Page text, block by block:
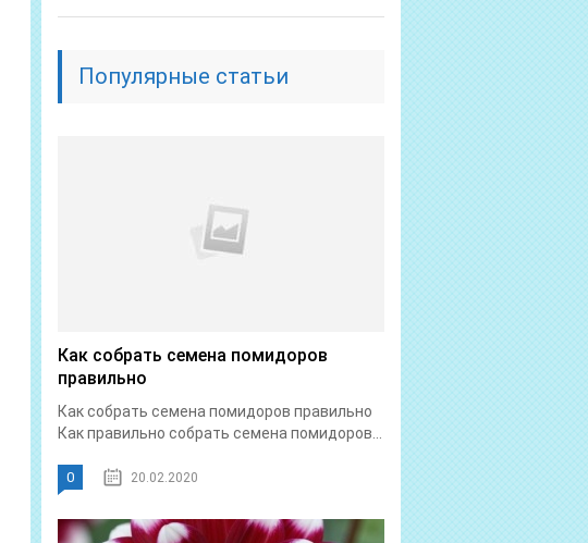
Популярные статьи
Как собрать семена помидоров
правильно
Как собрать семена помидоров правильно
Как правильно собрать семена помидоров...
0 20.02.2020